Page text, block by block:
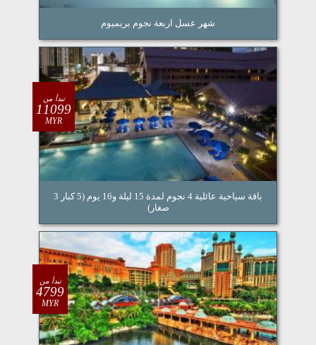
شهر عسل اربعة نجوم بريميوم
تبدأ من
11099
MYR
باقة سياحية عائلية 4 نجوم لمدة 15 ليلة و16 يوم (5 كبار 3
صغار)
تبدأ من
4799
MYR